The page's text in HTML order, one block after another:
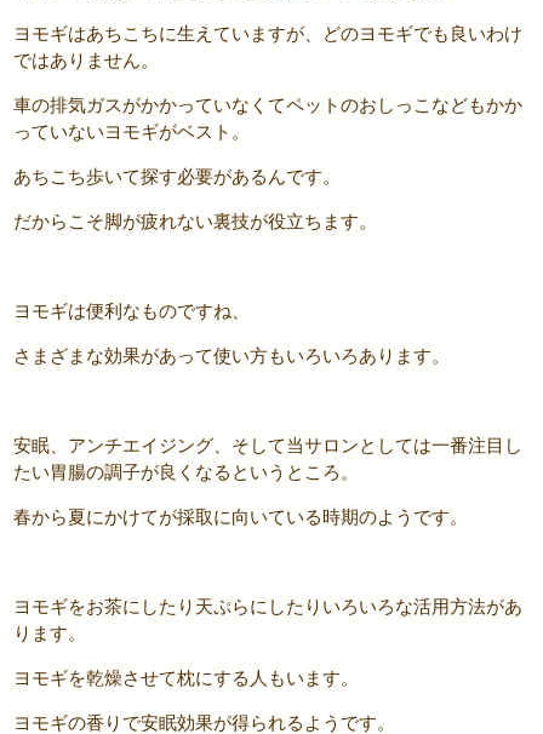
ヨモギはあちこちに生えていますが、どのヨモギでも良いわけ
ではありません。
車の排気ガスがかかっていなくてペットのおしっこなどもかか
っていないヨモギがベスト。
あちこち歩いて探す必要があるんです。
だからこそ脚が疲れない裏技が役立ちます。
ヨモギは便利なものですね、
さまざまな効果があって使い方もいろいろあります。
安眠、アンチエイジング、そして当サロンとしては一番注目し
たい胃腸の調子が良くなるというところ。
春から夏にかけてが採取に向いている時期のようです。
ヨモギをお茶にしたり天ぷらにしたりいろいろな活用方法があ
ります。
ヨモギを乾燥させて枕にする人もいます。
ヨモギの香りで安眠効果が得られるようです。